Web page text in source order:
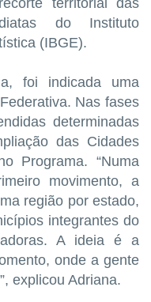
do Instituto
(IBGE).
foi indicada uma
Nas fases
determinadas
das Cidades
Programa. “Numa
movimento, a
região por estado,
integrantes do
A ideia é a
onde a gente
explicou Adriana.